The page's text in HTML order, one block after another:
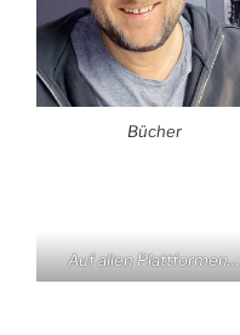
Bücher
Auf allen Plattformen…